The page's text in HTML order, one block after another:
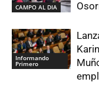
CAMPO AL DIA
Informando
Primero